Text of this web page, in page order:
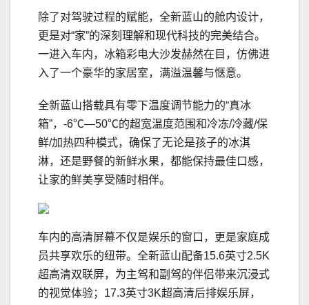
除了对驾驶过程的赋能，全新蓝山的舱内设计，
更是对“家”的深刻理解和现代科技的完美结合。
一进入车内，冰箱彩电大沙发赫然在目，仿佛进
入了一个豪华的家居室，满溢温馨与惬意。
全新蓝山搭载具有零下温度调节能力的“真冰
箱”，-6℃—50℃的超宽温度范围和冷冻/冷藏/保
鲜/加热四种模式，确保了无论是孩子的冰淇
淋，还是野餐的新鲜水果，都能保持最佳口感，
让家的鲜美享受随时相伴。
车内的高清屏幕不仅是娱乐的窗口，更是家庭成
员共享欢乐的纽带。全新蓝山配备15.6英寸2.5K
超高清双联屏，为主驾和副驾的伴侣带来沉浸式
的视觉体验；17.3英寸3K超高清后排娱乐屏，